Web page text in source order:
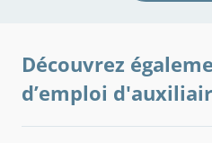
Découvrez
d’emploi